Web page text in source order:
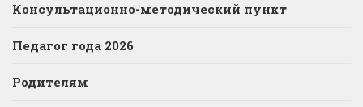
Консультационно-методический пункт
Педагог года 2026
Родителям